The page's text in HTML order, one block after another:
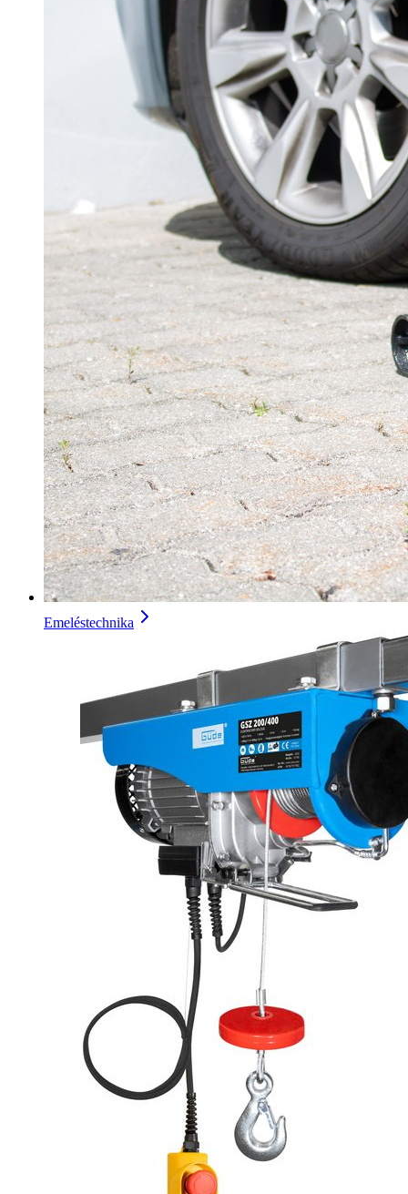
Emeléstechnika